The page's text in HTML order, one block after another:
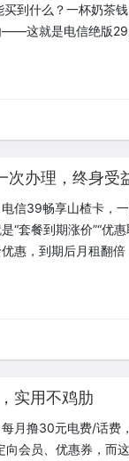
到什么？一杯奶茶
这就是电信绝版29
次办理，终身受
信39畅享山楂卡，
“套餐到期涨价”“优
惠，到期后月租翻
实用不鸡肋
月撸30元电费/话费
向会员、优惠券，而